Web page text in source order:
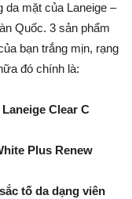
da mặt của Laneige –
Quốc. 3 sản phẩm
bạn trắng mịn, rạng
đó chính là:
Clear C
Plus Renew
tố da dạng viên